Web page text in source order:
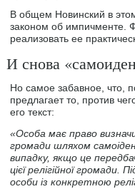
В общем Новинский в
законом об импичменте.
реализовать ее
И снова
Но самое забавное, что,
предлагает то, против
его текст:
«Особа має право
громади шляхом
випадку, якщо це
цієї релігійної громади.
особи із конкретною